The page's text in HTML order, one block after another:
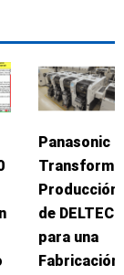
Panasonic
Transforma
Producción
de DELTEC
para una
Fabricación